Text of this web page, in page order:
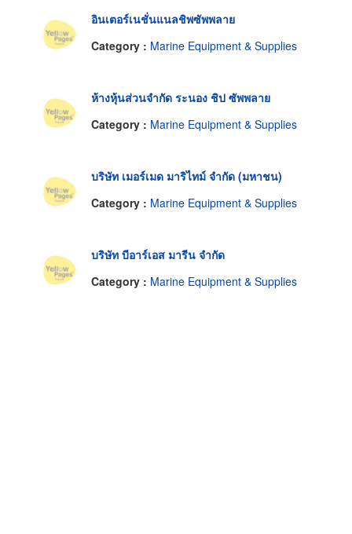
อินเตอร์เนชั่นแนลชิพซัพพลาย
Category : Marine Equipment & Supplies
ห้างหุ้นส่วนจำกัด ระนอง ชิป ซัพพลาย
Category : Marine Equipment & Supplies
บริษัท เมอร์เมด มาริไทม์ จำกัด (มหาชน)
Category : Marine Equipment & Supplies
บริษัท บีอาร์เอส มารีน จำกัด
Category : Marine Equipment & Supplies